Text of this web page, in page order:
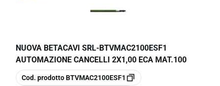
NUOVA BETACAVI SRL-BTVMAC2100ESF1
AUTOMAZIONE CANCELLI 2X1,00 ECA MAT.100
copia
Cod. prodottoBTVMAC2100ESF1